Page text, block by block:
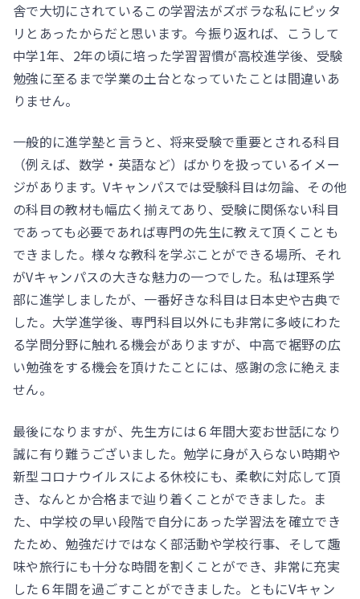
舎で大切にされているこの学習法がズボラな私にピッタ
リとあったからだと思います。今振り返れば、こうして
中学1年、2年の頃に培った学習習慣が高校進学後、受験
勉強に至るまで学業の土台となっていたことは間違いあ
りません。
一般的に進学塾と言うと、将来受験で重要とされる科目
（例えば、数学・英語など）ばかりを扱っているイメー
ジがあります。Vキャンパスでは受験科目は勿論、その他
の科目の教材も幅広く揃えてあり、受験に関係ない科目
であっても必要であれば専門の先生に教えて頂くことも
できました。様々な教科を学ぶことができる場所、それ
がVキャンパスの大きな魅力の一つでした。私は理系学
部に進学しましたが、一番好きな科目は日本史や古典で
した。大学進学後、専門科目以外にも非常に多岐にわた
る学問分野に触れる機会がありますが、中高で裾野の広
い勉強をする機会を頂けたことには、感謝の念に絶えま
せん。
最後になりますが、先生方には６年間大変お世話になり
誠に有り難うございました。勉学に身が入らない時期や
新型コロナウイルスによる休校にも、柔軟に対応して頂
き、なんとか合格まで辿り着くことができました。ま
た、中学校の早い段階で自分にあった学習法を確立でき
たため、勉強だけではなく部活動や学校行事、そして趣
味や旅行にも十分な時間を割くことができ、非常に充実
した６年間を過ごすことができました。ともにVキャン